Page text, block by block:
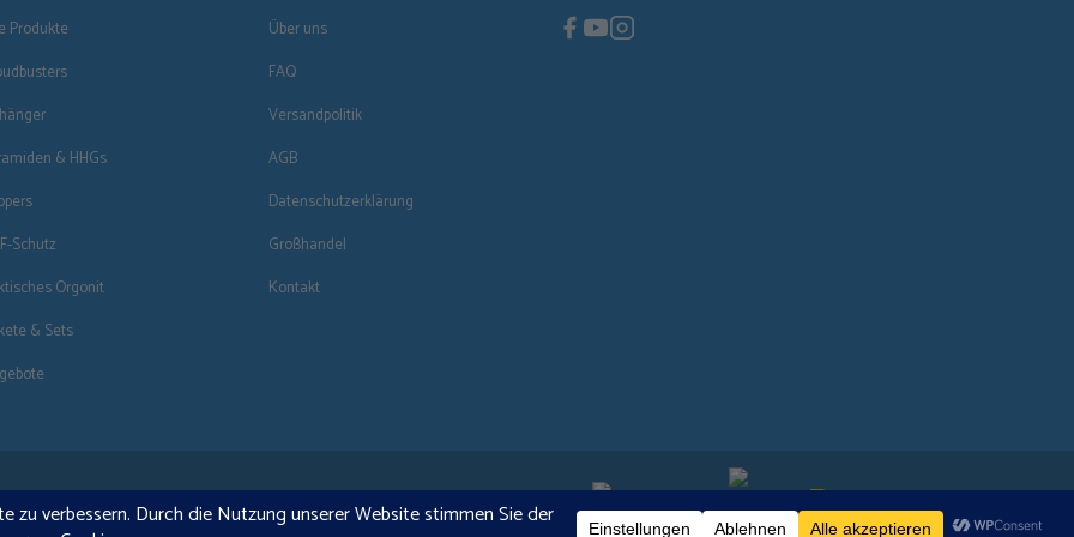
anzeigt, jetzt direkt neben dem großen Kristall platziert, damit Sie sehen können,
Der Kraftstab leuchtet blau im Dunkeln
Abmessungen: Länge – 300 mm, Durchmesser – 76 mm
(Dieses Produkt ist handgefertigt und das Endprodukt kann leicht abweichen)
Produkte
& HHGs
Schutz
Orgonit
& Sets
Über uns
FAQ
Versandpolitik
AGB
Datenschutzerklärung
Großhandel
Kontakt
€125 kostenloser Versand · © 2026 Orgonise Africa